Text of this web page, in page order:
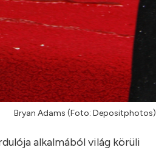
Bryan Adams (Foto: Depositphotos)
alkalmából világ körüli